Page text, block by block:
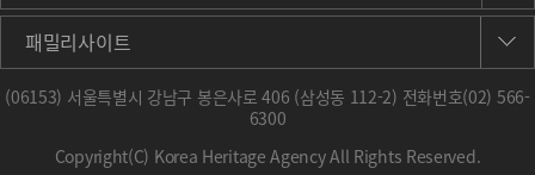
패밀리사이트
(06153) 서울특별시 강남구 봉은사로 406 (삼성동 112-2) 전화번호(02) 566-
6300
Copyright(C) Korea Heritage Agency All Rights Reserved.